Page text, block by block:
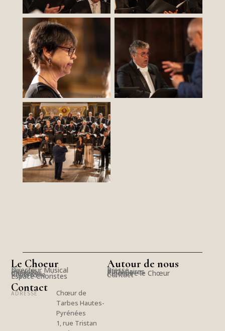
Le Choeur
Directeur Musical
Pianiste
Choristes
Répertoire
Espace Choristes
Autour de nous
Presse
Partenaires
Rejoindre le Chœur
Contact
Contact
ADRESSE
Chœur de
Tarbes Hautes-
Pyrénées
1, rue Tristan